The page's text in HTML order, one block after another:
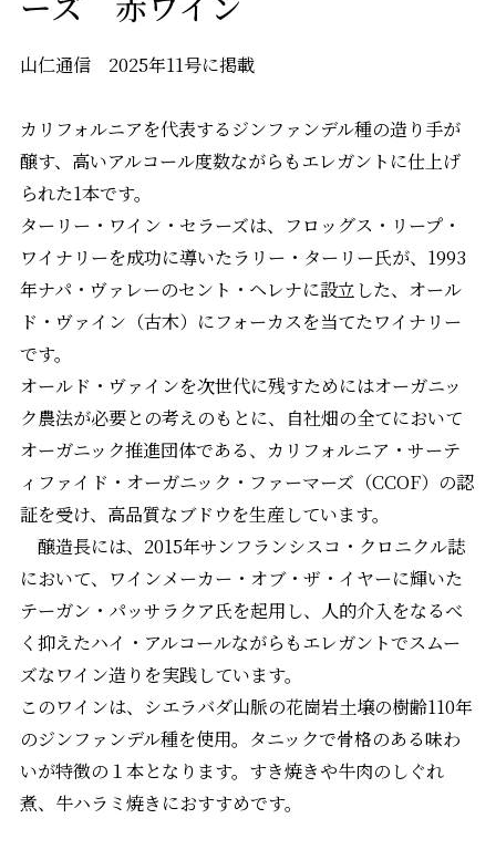
山仁通信 2025年11号に掲載
カリフォルニアを代表するジンファンデル種の造り手が
醸す、高いアルコール度数ながらもエレガントに仕上げ
られた1本です。
ターリー・ワイン・セラーズは、フロッグス・リープ・
ワイナリーを成功に導いたラリー・ターリー氏が、1993
年ナパ・ヴァレーのセント・ヘレナに設立した、オール
ド・ヴァイン（古木）にフォーカスを当てたワイナリー
です。
オールド・ヴァインを次世代に残すためにはオーガニッ
ク農法が必要との考えのもとに、自社畑の全てにおいて
オーガニック推進団体である、カリフォルニア・サーテ
ィファイド・オーガニック・ファーマーズ（CCOF）の認
証を受け、高品質なブドウを生産しています。
醸造長には、2015年サンフランシスコ・クロニクル誌
において、ワインメーカー・オブ・ザ・イヤーに輝いた
テーガン・パッサラクア氏を起用し、人的介入をなるべ
く抑えたハイ・アルコールながらもエレガントでスムー
ズなワイン造りを実践しています。
このワインは、シエラバダ山脈の花崗岩土壌の樹齢110年
のジンファンデル種を使用。タニックで骨格のある味わ
いが特徴の１本となります。すき焼きや牛肉のしぐれ
煮、牛ハラミ焼きにおすすめです。